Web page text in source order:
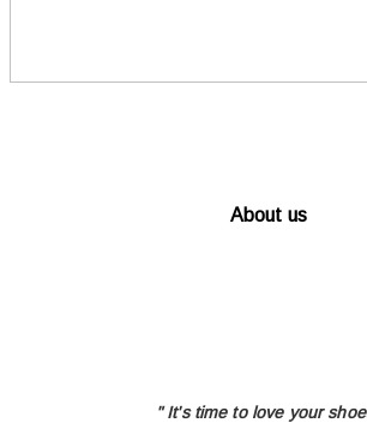
About us
" It's time to loveyour